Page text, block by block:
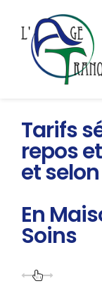
Tarifs
repos
et
En
Soins